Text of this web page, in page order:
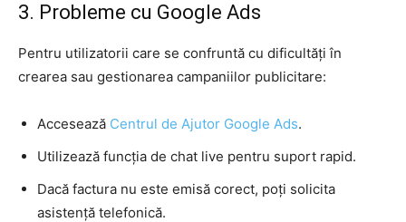
3. Probleme cu Google Ads
Pentru utilizatorii care se confruntă cu dificultăți în
crearea sau gestionarea campaniilor publicitare:
Accesează Centrul de Ajutor Google Ads.
Utilizează funcția de chat live pentru suport rapid.
Dacă factura nu este emisă corect, poți solicita
asistență telefonică.